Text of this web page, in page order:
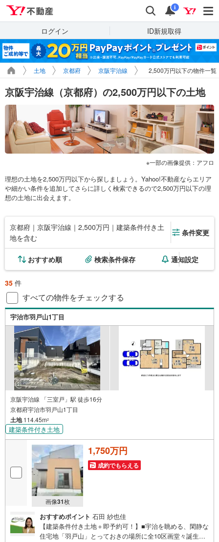
検索 通知
i
ログイン ID新規取得
土地 京都府 京阪宇治線 2,500万円以下の物件一覧
京阪宇治線（京都府）の2,500万円以下の土地
一部の画像提供：アフロ
理想の土地を2,500万円以下から探しましょう。Yahoo!不動産ならエリア
や細かい条件を追加してさらに詳しく検索できるので2,500万円以下の理
想の土地に出会えます。
京都府｜京阪宇治線｜2,500万円｜建築条件付き土
地を含む
条件変更
おすすめ順 検索条件保存 通知設定
35 件
すべての物件をチェックする
宇治市羽戸山1丁目
京阪宇治線 「三室戸」駅 徒歩16分
京都府宇治市羽戸山1丁目
土地114.45m2
建築条件付き土地
画像31枚
1,750万円
成約でもらえる
おすすめポイント 石田 紗也佳
【建築条件付き土地＋即予約可！】■宇治を眺める、閑静な
住宅地「羽戸山」とっておきの場所に全10区画堂々誕生■